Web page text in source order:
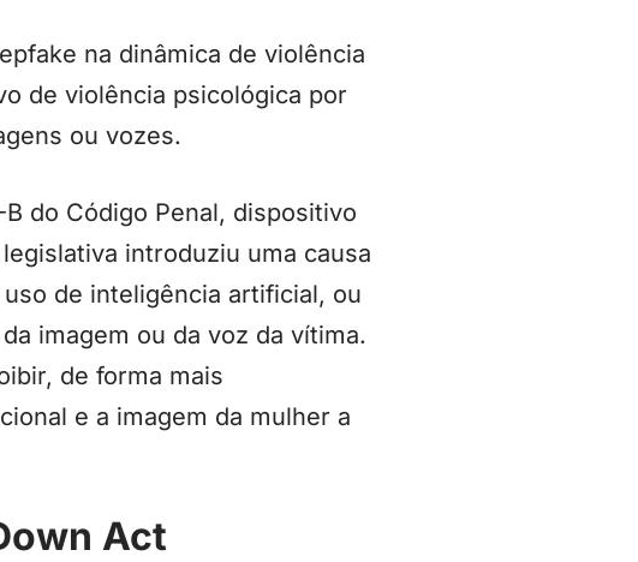
na dinâmica de violência
de violência psicológica por
ou vozes.
do Código Penal, dispositivo
introduziu uma causa
de inteligência artificial, ou
imagem ou da voz da vítima.
de forma mais
e a imagem da mulher a
Act